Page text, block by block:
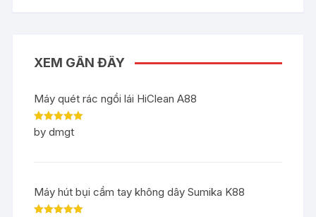
XEM GẦN ĐÂY
Máy quét rác ngồi lái HiClean A88
Rated5out
of 5
by dmgt
Máy hút bụi cầm tay không dây Sumika K88